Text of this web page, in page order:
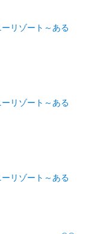
リゾート～ある
リゾート～ある
リゾート～ある